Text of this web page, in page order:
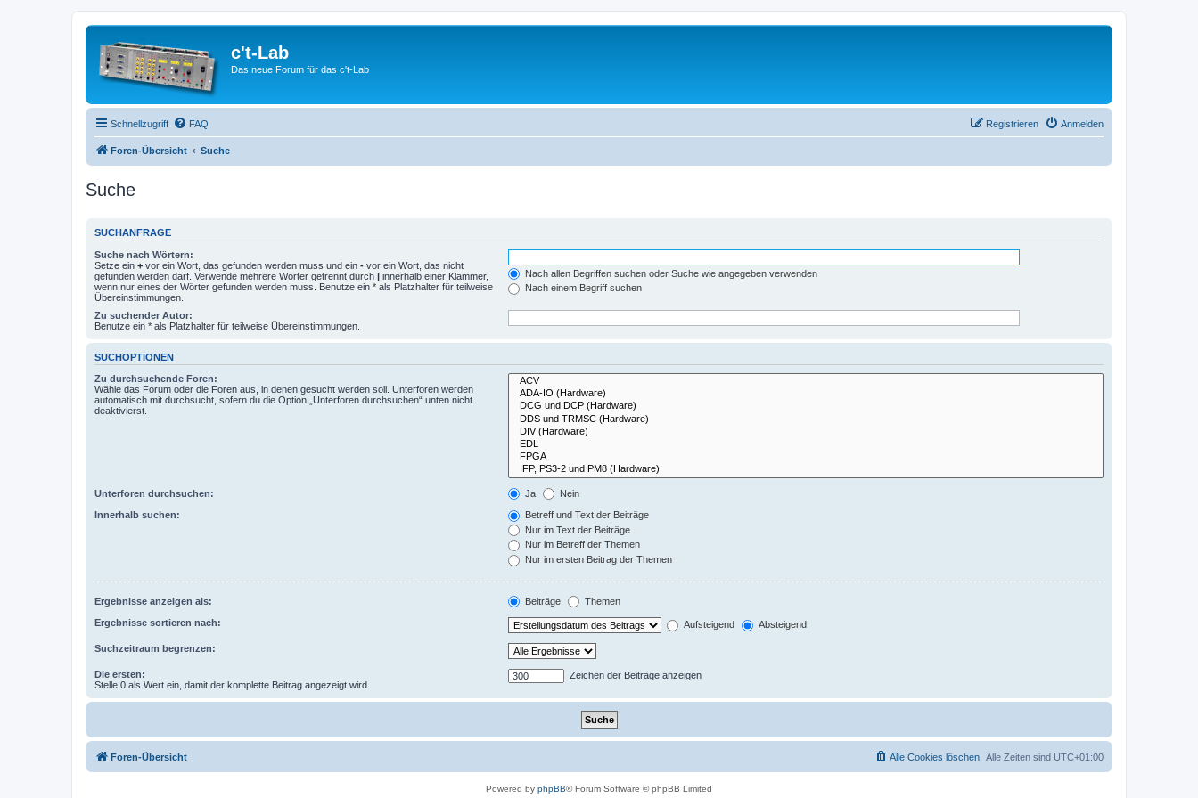
c't-Lab
Das neue Forum für das c't-Lab
Schnellzugriff FAQ Anmelden
Registrieren
Foren-Übersicht Suche
Suche
SUCHANFRAGE
Suche nach Wörtern:
Setze ein + vor ein Wort, das gefunden werden muss und ein - vor ein Wort, das nicht
gefunden werden darf. Verwende mehrere Wörter getrennt durch | innerhalb einer Klammer,
wenn nur eines der Wörter gefunden werden muss. Benutze ein * als Platzhalter für teilweise
Übereinstimmungen.
Nach allen Begriffen suchen oder Suche wie angegeben verwenden
Nach einem Begriff suchen
Zu suchender Autor:
Benutze ein * als Platzhalter für teilweise Übereinstimmungen.
SUCHOPTIONEN
Zu durchsuchende Foren:
Wähle das Forum oder die Foren aus, in denen gesucht werden soll. Unterforen werden
automatisch mit durchsucht, sofern du die Option „Unterforen durchsuchen“ unten nicht
deaktivierst.
Unterforen durchsuchen: Ja Nein
Innerhalb suchen:
Betreff und Text der Beiträge
Nur im Text der Beiträge
Nur im Betreff der Themen
Nur im ersten Beitrag der Themen
Ergebnisse anzeigen als: Beiträge Themen
Ergebnisse sortieren nach: Aufsteigend Absteigend
Suchzeitraum begrenzen:
Die ersten:
Stelle 0 als Wert ein, damit der komplette Beitrag angezeigt wird.
Zeichen der Beiträge anzeigen
Foren-Übersicht Alle Zeiten sind UTC+01:00
Alle Cookies löschen
Powered by phpBB® Forum Software © phpBB Limited